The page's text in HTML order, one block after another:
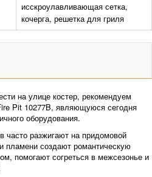
исскроулавливающая сетка,
кочерга, решетка для гриля
на улице костер, рекомендуем
Pit 10277B, являющуюся сегодня
оборудования.
часто разжигают на придомовой
пламени создают романтическую
помогают согреться в межсезонье и